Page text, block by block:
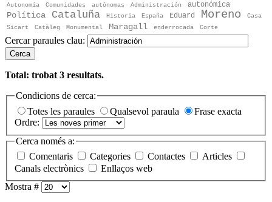
Autonomía
Comunidades autónomas Administración autonómica
Política Cataluña Historia España Eduard Moreno
Casa
Sicart
Catàleg Monumental Maragall enderrocada Corte
Cercar paraules clau:
Cerca
Total: trobat 3 resultats.
Condicions de cerca:
Totes les paraules
Qualsevol paraula
Frase exacta
Ordre:
Cerca només a:
Comentaris
Categories Contactes
Articles
Canals electrònics
Enllaços web
Mostra #